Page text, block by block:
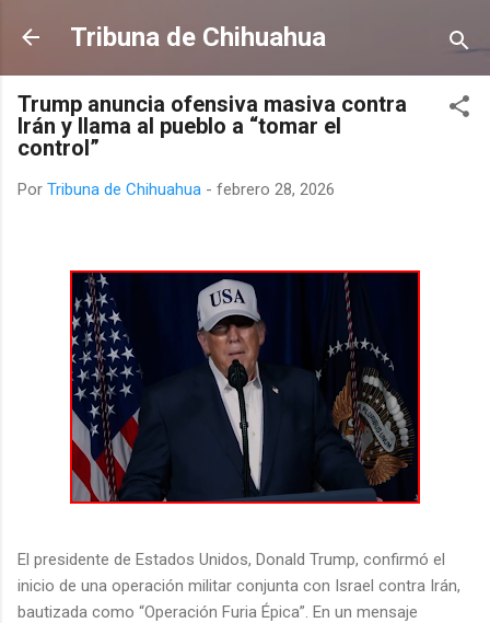
Ir al contenido principal
Tribuna de Chihuahua
Trump anuncia ofensiva masiva contra
Irán y llama al pueblo a “tomar el
control”
Por Tribuna de Chihuahua - febrero 28, 2026
El presidente de Estados Unidos, Donald Trump, confirmó el
inicio de una operación militar conjunta con Israel contra Irán,
bautizada como “Operación Furia Épica”. En un mensaje